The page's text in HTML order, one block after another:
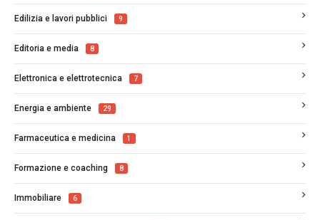
Edilizia e lavori pubblici 9
Editoria e media 8
Elettronica e elettrotecnica 7
Energia e ambiente 29
Farmaceutica e medicina 1
Formazione e coaching 8
Immobiliare 6